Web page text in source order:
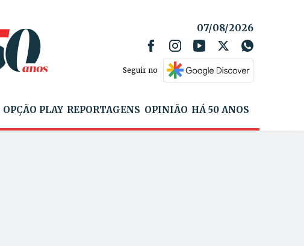
07/08/2026
Seguir no
OPÇÃO PLAY REPORTAGENS OPINIÃO HÁ 50 ANOS